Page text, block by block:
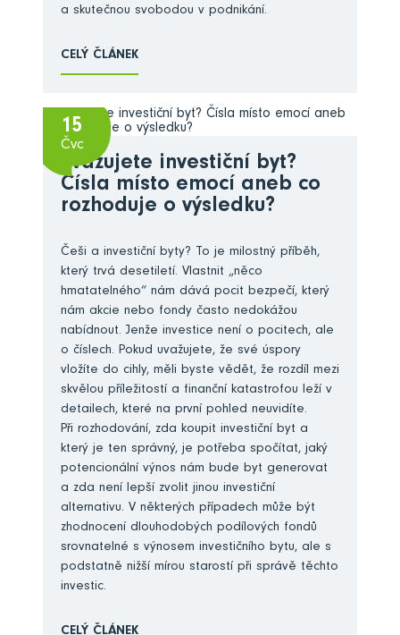
a skutečnou svobodou v podnikání.
CELÝ ČLÁNEK
15
Čvc
Zvažujete investiční byt?
Čísla místo emocí aneb co
rozhoduje o výsledku?
Češi a investiční byty? To je milostný příběh,
který trvá desetiletí. Vlastnit „něco
hmatatelného“ nám dává pocit bezpečí, který
nám akcie nebo fondy často nedokážou
nabídnout. Jenže investice není o pocitech, ale
o číslech. Pokud uvažujete, že své úspory
vložíte do cihly, měli byste vědět, že rozdíl mezi
skvělou příležitostí a finanční katastrofou leží v
detailech, které na první pohled neuvidíte.
Při rozhodování, zda koupit investiční byt a
který je ten správný, je potřeba spočítat, jaký
potencionální výnos nám bude byt generovat
a zda není lepší zvolit jinou investiční
alternativu. V některých případech může být
zhodnocení dlouhodobých podílových fondů
srovnatelné s výnosem investičního bytu, ale s
podstatně nižší mírou starostí při správě těchto
investic.
CELÝ ČLÁNEK